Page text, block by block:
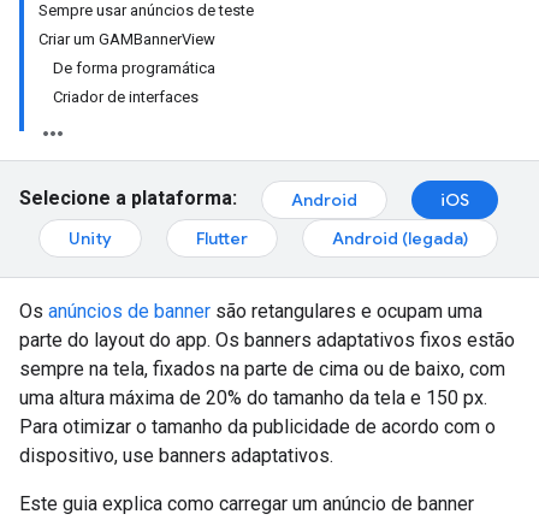
Sempre usar anúncios de teste
Criar um GAMBannerView
De forma programática
Criador de interfaces
Selecione a plataforma: Android
iOS
Unity
Flutter Android (legada)
Os anúncios de banner são retangulares e ocupam uma
parte do layout do app. Os banners adaptativos fixos estão
sempre na tela, fixados na parte de cima ou de baixo, com
uma altura máxima de 20% do tamanho da tela e 150 px.
Para otimizar o tamanho da publicidade de acordo com o
dispositivo, use banners adaptativos.
Este guia explica como carregar um anúncio de banner